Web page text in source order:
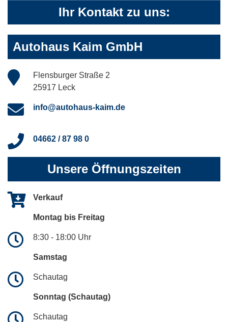
Ihr Kontakt zu uns:
Autohaus Kaim GmbH
Flensburger Straße 2
25917 Leck
info@autohaus-kaim.de
04662 / 87 98 0
Unsere Öffnungszeiten
Verkauf
Montag bis Freitag
8:30 - 18:00 Uhr
Samstag
Schautag
Sonntag (Schautag)
Schautag